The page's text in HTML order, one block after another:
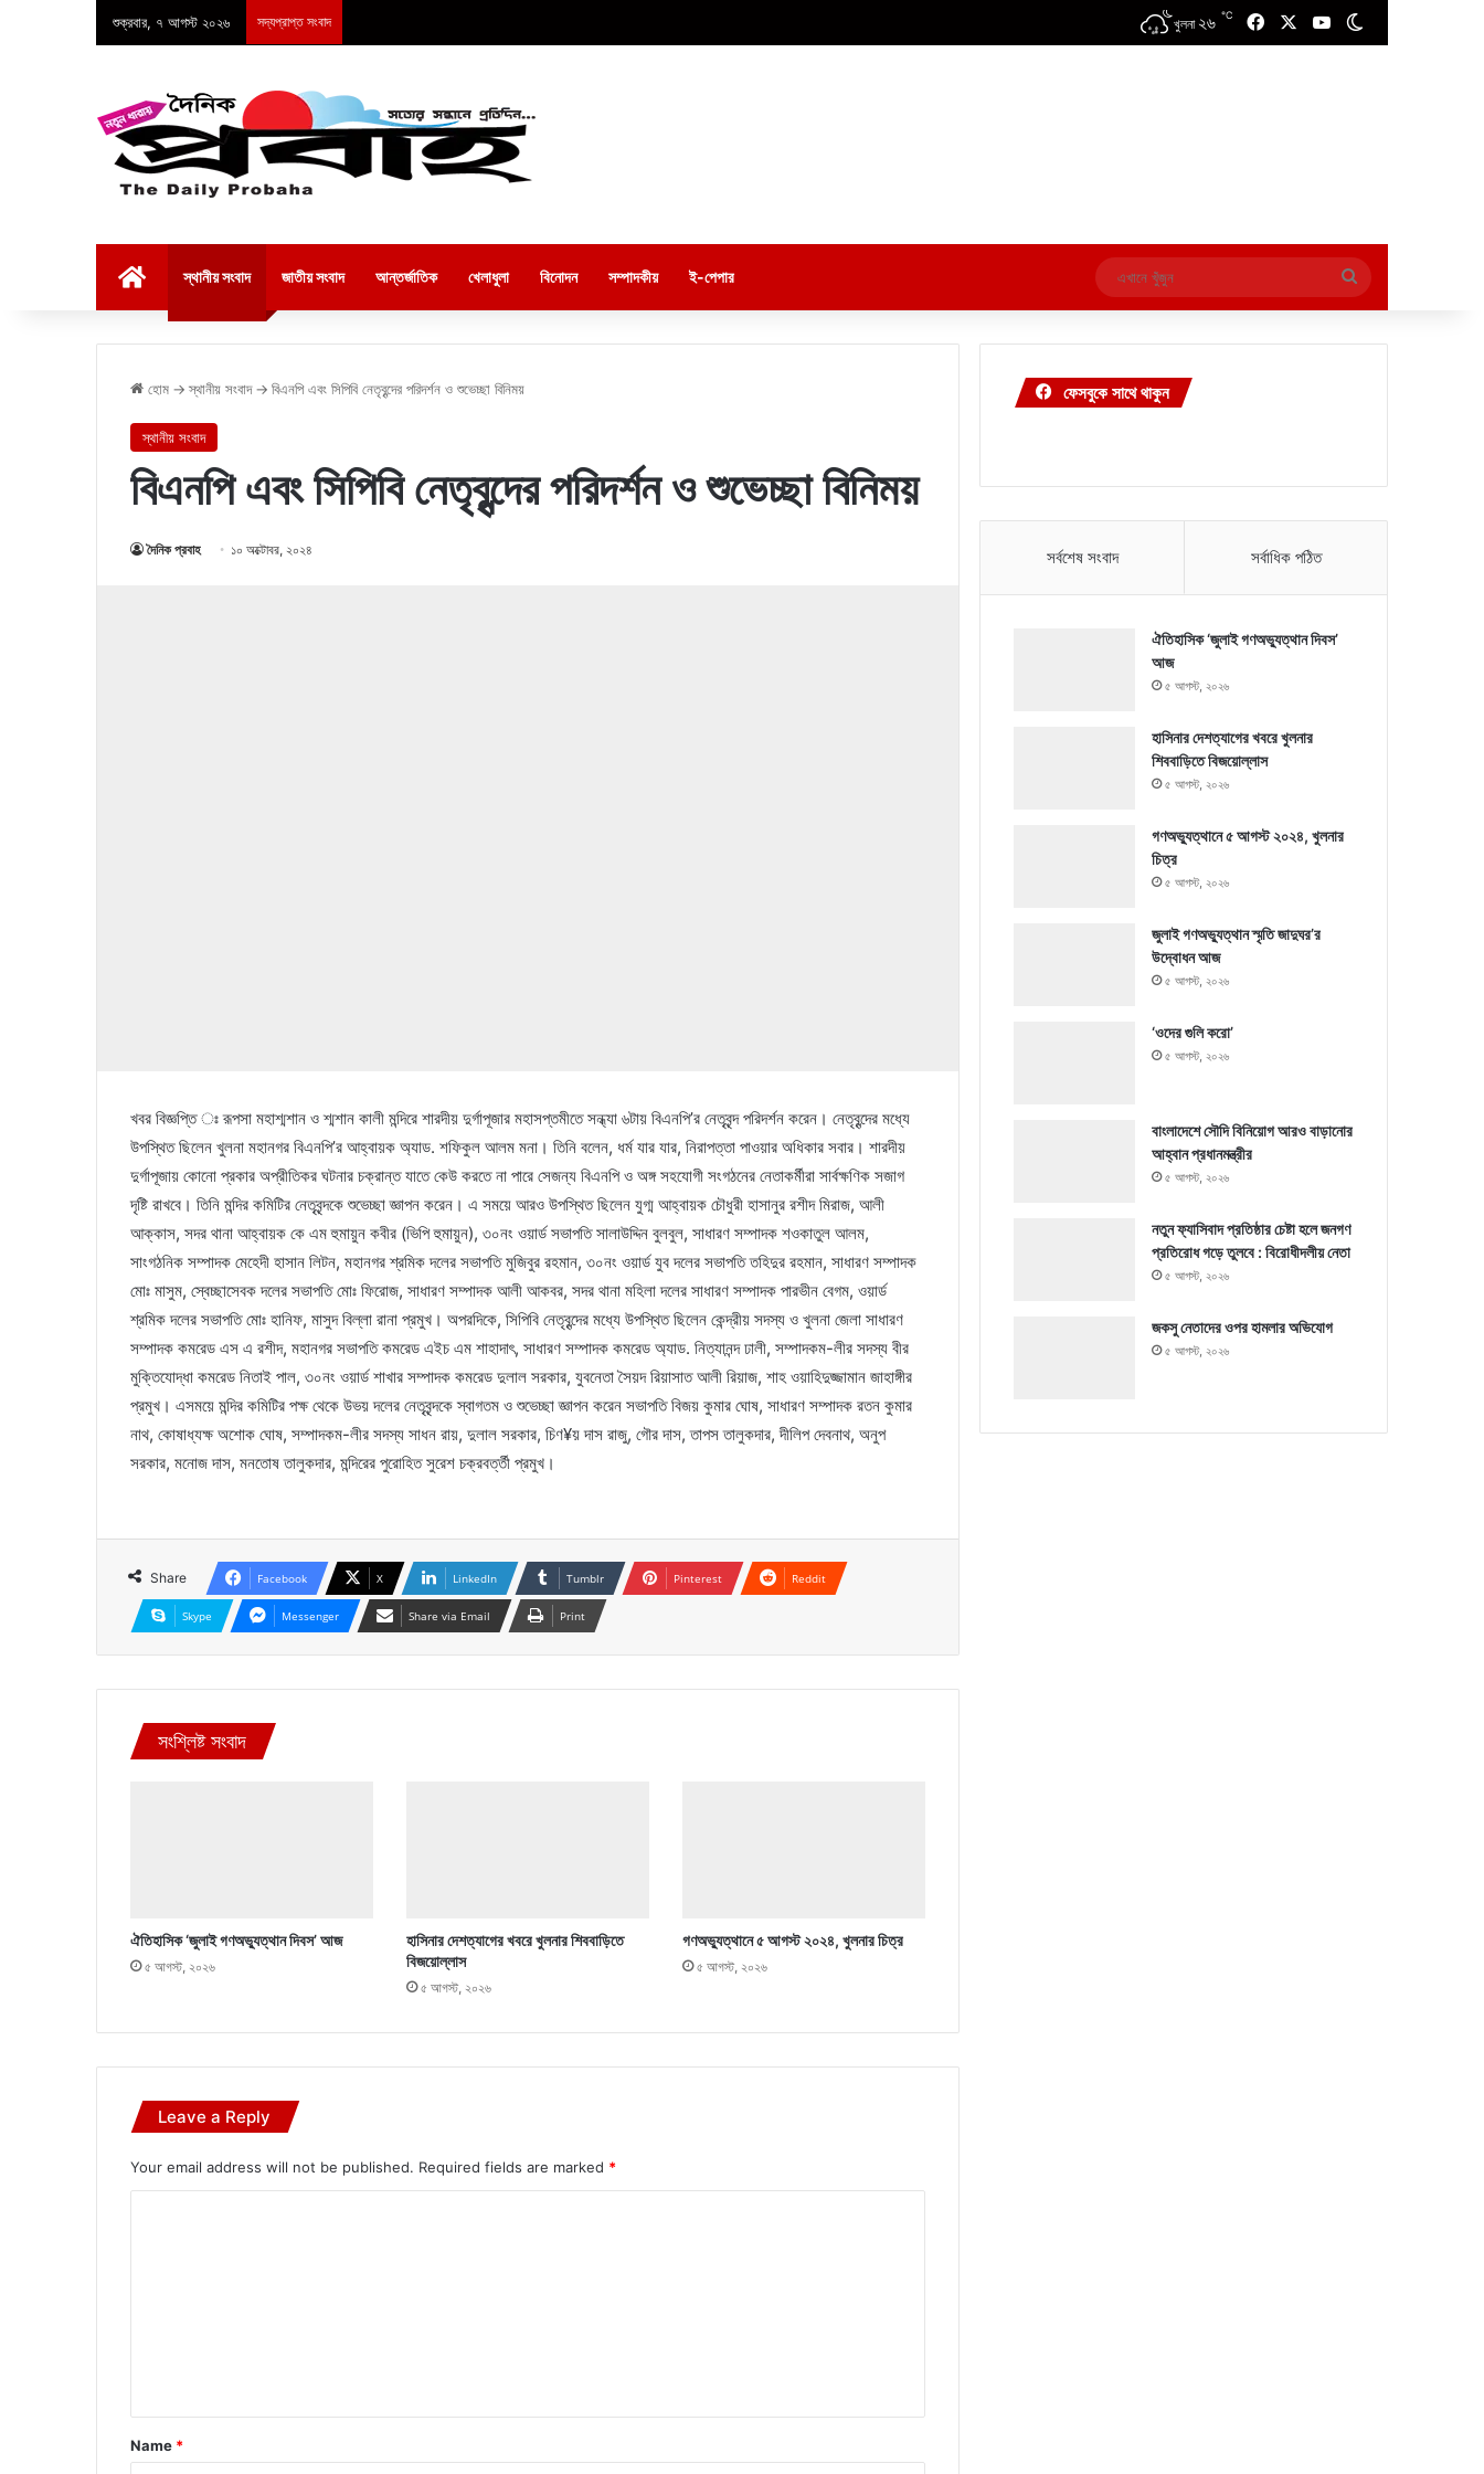
শুক্রবার, ৭ আগস্ট ২০২৬ সদ্যপ্রাপ্ত সংবাদ খুলনা ২৬ ℃ FacebookYouTube
স্থানীয় সংবাদ জাতীয় সংবাদ আন্তর্জাতিক খেলাধুলা বিনোদন সম্পাদকীয় ই-পেপার
এখানে
খুঁজুন
হোম → স্থানীয় সংবাদ → বিএনপি এবং সিপিবি নেতৃবৃন্দের পরিদর্শন ও শুভেচ্ছা বিনিময়
স্থানীয় সংবাদ
বিএনপি এবং সিপিবি নেতৃবৃন্দের পরিদর্শন ও শুভেচ্ছা বিনিময়
দৈনিক প্রবাহ ১০ অক্টোবর, ২০২৪
খবর বিজ্ঞপ্তি ঃ রূপসা মহাশ্মশান ও শ্মশান কালী মন্দিরে শারদীয় দুর্গাপূজার মহাসপ্তমীতে সন্ধ্যা ৬টায় বিএনপি’র নেতৃবৃন্দ পরিদর্শন করেন। নেতৃবৃন্দের মধ্যে
উপস্থিত ছিলেন খুলনা মহানগর বিএনপি’র আহ্বায়ক অ্যাড. শফিকুল আলম মনা। তিনি বলেন, ধর্ম যার যার, নিরাপত্তা পাওয়ার অধিকার সবার। শারদীয়
দুর্গাপূজায় কোনো প্রকার অপ্রীতিকর ঘটনার চক্রান্ত যাতে কেউ করতে না পারে সেজন্য বিএনপি ও অঙ্গ সহযোগী সংগঠনের নেতাকর্মীরা সার্বক্ষণিক সজাগ
দৃষ্টি রাখবে। তিনি মন্দির কমিটির নেতৃবৃন্দকে শুভেচ্ছা জ্ঞাপন করেন। এ সময়ে আরও উপস্থিত ছিলেন যুগ্ম আহ্বায়ক চৌধুরী হাসানুর রশীদ মিরাজ, আলী
আক্কাস, সদর থানা আহ্বায়ক কে এম হুমায়ুন কবীর (ভিপি হুমায়ুন), ৩০নং ওয়ার্ড সভাপতি সালাউদ্দিন বুলবুল, সাধারণ সম্পাদক শওকাতুল আলম,
সাংগঠনিক সম্পাদক মেহেদী হাসান লিটন, মহানগর শ্রমিক দলের সভাপতি মুজিবুর রহমান, ৩০নং ওয়ার্ড যুব দলের সভাপতি তহিদুর রহমান, সাধারণ সম্পাদক
মোঃ মাসুম, স্বেচ্ছাসেবক দলের সভাপতি মোঃ ফিরোজ, সাধারণ সম্পাদক আলী আকবর, সদর থানা মহিলা দলের সাধারণ সম্পাদক পারভীন বেগম, ওয়ার্ড
শ্রমিক দলের সভাপতি মোঃ হানিফ, মাসুদ বিল্লা রানা প্রমুখ। অপরদিকে, সিপিবি নেতৃবৃন্দের মধ্যে উপস্থিত ছিলেন কেন্দ্রীয় সদস্য ও খুলনা জেলা সাধারণ
সম্পাদক কমরেড এস এ রশীদ, মহানগর সভাপতি কমরেড এইচ এম শাহাদাৎ, সাধারণ সম্পাদক কমরেড অ্যাড. নিত্যানন্দ ঢালী, সম্পাদকম-লীর সদস্য বীর
মুক্তিযোদ্ধা কমরেড নিতাই পাল, ৩০নং ওয়ার্ড শাখার সম্পাদক কমরেড দুলাল সরকার, যুবনেতা সৈয়দ রিয়াসাত আলী রিয়াজ, শাহ ওয়াহিদুজ্জামান জাহাঙ্গীর
প্রমুখ। এসময়ে মন্দির কমিটির পক্ষ থেকে উভয় দলের নেতৃবৃন্দকে স্বাগতম ও শুভেচ্ছা জ্ঞাপন করেন সভাপতি বিজয় কুমার ঘোষ, সাধারণ সম্পাদক রতন কুমার
নাথ, কোষাধ্যক্ষ অশোক ঘোষ, সম্পাদকম-লীর সদস্য সাধন রায়, দুলাল সরকার, চিণ¥য় দাস রাজু, গৌর দাস, তাপস তালুকদার, দীলিপ দেবনাথ, অনুপ
সরকার, মনোজ দাস, মনতোষ তালুকদার, মন্দিরের পুরোহিত সুরেশ চক্রবর্ত্তী প্রমুখ।
Share Facebook X LinkedIn Tumblr Pinterest Reddit
Skype Messenger Share via Email Print
সংশ্লিষ্ট সংবাদ
ঐতিহাসিক ‘জুলাই গণঅভ্যুত্থান দিবস’ আজ
৫ আগস্ট, ২০২৬
হাসিনার দেশত্যাগের খবরে খুলনার শিববাড়িতে
বিজয়োল্লাস
৫ আগস্ট, ২০২৬
গণঅভ্যুত্থানে ৫ আগস্ট ২০২৪, খুলনার চিত্র
৫ আগস্ট, ২০২৬
Leave a Reply
Your email address will not be published. Required fields are marked *
*
Name *
ফেসবুকে সাথে থাকুন
সর্বশেষ সংবাদ সর্বাধিক পঠিত
ঐতিহাসিক ‘জুলাই গণঅভ্যুত্থান দিবস’
আজ
৫ আগস্ট, ২০২৬
হাসিনার দেশত্যাগের খবরে খুলনার
শিববাড়িতে বিজয়োল্লাস
৫ আগস্ট, ২০২৬
গণঅভ্যুত্থানে ৫ আগস্ট ২০২৪, খুলনার
চিত্র
৫ আগস্ট, ২০২৬
জুলাই গণঅভ্যুত্থান স্মৃতি জাদুঘর’র
উদ্বোধন আজ
৫ আগস্ট, ২০২৬
‘ওদের গুলি করো’
৫ আগস্ট, ২০২৬
বাংলাদেশে সৌদি বিনিয়োগ আরও বাড়ানোর
আহ্বান প্রধানমন্ত্রীর
৫ আগস্ট, ২০২৬
নতুন ফ্যাসিবাদ প্রতিষ্ঠার চেষ্টা হলে জনগণ
প্রতিরোধ গড়ে তুলবে : বিরোধীদলীয় নেতা
৫ আগস্ট, ২০২৬
জকসু নেতাদের ওপর হামলার অভিযোগ
৫ আগস্ট, ২০২৬